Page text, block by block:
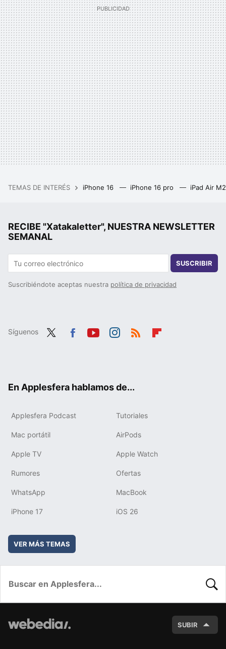
TEMAS DE INTERÉS iPhone 16 iPhone 16 pro iPad Air
RECIBE "Xatakaletter", NUESTRA NEWSLETTER
SEMANAL
SUSCRIBIR
Suscribiéndote aceptas nuestra política de privacidad
Síguenos
En Applesfera hablamos de...
Applesfera Podcast Tutoriales
Mac portátil AirPods
Apple TV Apple Watch
Rumores Ofertas
WhatsApp MacBook
iPhone 17 iOS 26
VER MÁS TEMAS
SUBIR